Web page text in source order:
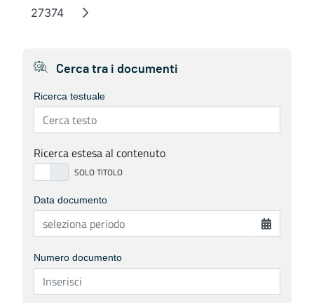
Page
27374
Cerca tra i documenti
Ricerca testuale
Ricerca estesa al contenuto
Data documento
Numero documento